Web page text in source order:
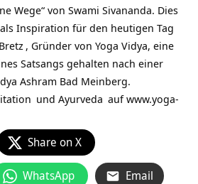
Wege“ von Swami Sivananda. Dies
Inspiration für den heutigen Tag
, Gründer von Yoga Vidya, eine
Satsangs gehalten nach einer
Ashram Bad Meinberg.
und Ayurveda aufwww.yoga-
Share on X
WhatsApp Email